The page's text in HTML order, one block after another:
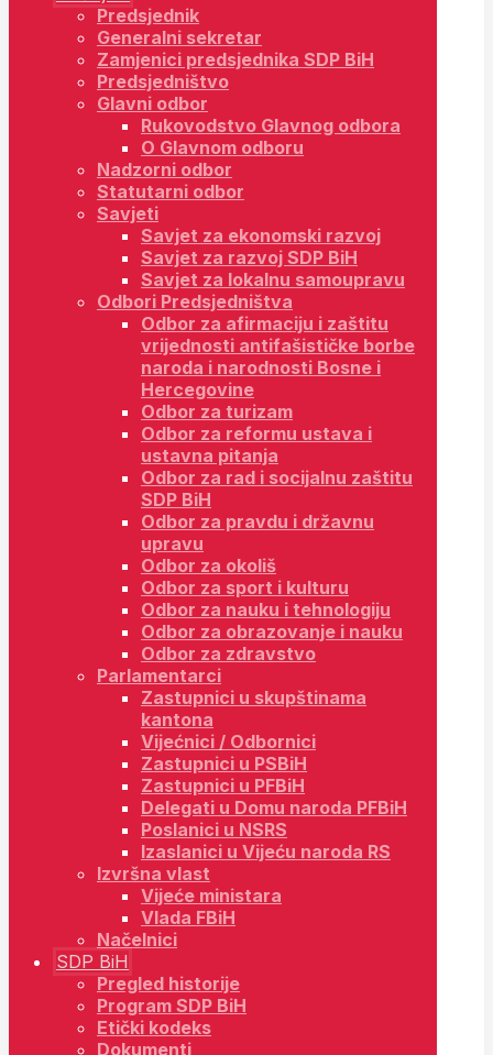
Predsjednik
Generalni sekretar
Zamjenici predsjednika SDP BiH
Predsjedništvo
Glavni odbor
Rukovodstvo Glavnog odbora
O Glavnom odboru
Nadzorni odbor
Statutarni odbor
Savjeti
Savjet za ekonomski razvoj
Savjet za razvoj SDP BiH
Savjet za lokalnu samoupravu
Odbori Predsjedništva
Odbor za afirmaciju i zaštitu
vrijednosti antifašističke borbe
naroda i narodnosti Bosne i
Hercegovine
Odbor za turizam
Odbor za reformu ustava i
ustavna pitanja
Odbor za rad i socijalnu zaštitu
SDP BiH
Odbor za pravdu i državnu
upravu
Odbor za okoliš
Odbor za sport i kulturu
Odbor za nauku i tehnologiju
Odbor za obrazovanje i nauku
Odbor za zdravstvo
Parlamentarci
Zastupnici u skupštinama
kantona
Vijećnici / Odbornici
Zastupnici u PSBiH
Zastupnici u PFBiH
Delegati u Domu naroda PFBiH
Poslanici u NSRS
Izaslanici u Vijeću naroda RS
Izvršna vlast
Vijeće ministara
Vlada FBiH
Načelnici
SDP BiH
Pregled historije
Program SDP BiH
Etički kodeks
Dokumenti